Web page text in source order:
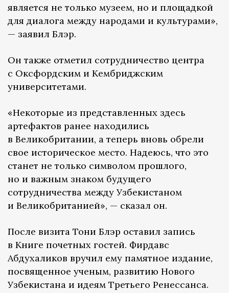
является не только музеем, но и площадкой
для диалога между народами и культурами»,
— заявил Блэр.
Он также отметил сотрудничество центра
с Оксфордским и Кембриджским
университетами.
«Некоторые из представленных здесь
артефактов ранее находились
в Великобритании, а теперь вновь обрели
свое историческое место. Надеюсь, что это
станет не только символом прошлого,
но и важным знаком будущего
сотрудничества между Узбекистаном
и Великобританией», — сказал он.
После визита Тони Блэр оставил запись
в Книге почетных гостей. Фирдавс
Абдухаликов вручил ему памятное издание,
посвященное ученым, развитию Нового
Узбекистана и идеям Третьего Ренессанса.